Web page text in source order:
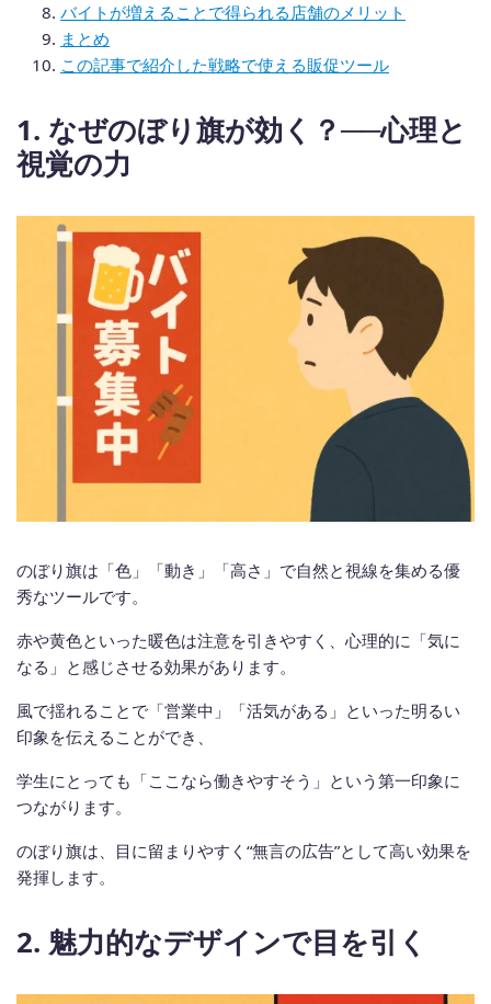
バイトが増えることで得られる店舗のメリット
まとめ
この記事で紹介した戦略で使える販促ツール
1. なぜのぼり旗が効く？──心理と
視覚の力
のぼり旗は「色」「動き」「高さ」で自然と視線を集める優
秀なツールです。
赤や黄色といった暖色は注意を引きやすく、心理的に「気に
なる」と感じさせる効果があります。
風で揺れることで「営業中」「活気がある」といった明るい
印象を伝えることができ、
学生にとっても「ここなら働きやすそう」という第一印象に
つながります。
のぼり旗は、目に留まりやすく“無言の広告”として高い効果を
発揮します。
2. 魅力的なデザインで目を引く